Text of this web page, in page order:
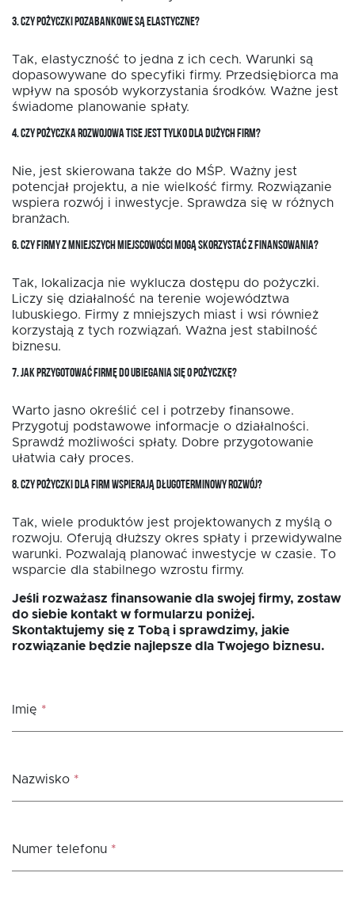
3. CZY POŻYCZKI POZABANKOWE SĄ ELASTYCZNE?
Tak, elastyczność to jedna z ich cech. Warunki są
dopasowywane do specyfiki firmy. Przedsiębiorca ma
wpływ na sposób wykorzystania środków. Ważne jest
świadome planowanie spłaty.
4.CZY POŻYCZKA ROZWOJOWA TISE JEST TYLKO DLA DUŻYCH FIRM?
Nie, jest skierowana także do MŚP. Ważny jest
potencjał projektu, a nie wielkość firmy. Rozwiązanie
wspiera rozwój i inwestycje. Sprawdza się w różnych
branżach.
6. CZY FIRMY Z MNIEJSZYCH MIEJSCOWOŚCI MOGĄ SKORZYSTAĆ Z FINANSOWANIA?
Tak, lokalizacja nie wyklucza dostępu do pożyczki.
Liczy się działalność na terenie województwa
lubuskiego. Firmy z mniejszych miast i wsi również
korzystają z tych rozwiązań. Ważna jest stabilność
biznesu.
7. JAK PRZYGOTOWAĆ FIRMĘ DO UBIEGANIA SIĘ O POŻYCZKĘ?
Warto jasno określić cel i potrzeby finansowe.
Przygotuj podstawowe informacje o działalności.
Sprawdź możliwości spłaty. Dobre przygotowanie
ułatwia cały proces.
8. CZY POŻYCZKI DLA FIRM WSPIERAJĄ DŁUGOTERMINOWY ROZWÓJ?
Tak, wiele produktów jest projektowanych z myślą o
rozwoju. Oferują dłuższy okres spłaty i przewidywalne
warunki. Pozwalają planować inwestycje w czasie. To
wsparcie dla stabilnego wzrostu firmy.
Jeśli rozważasz finansowanie dla swojej firmy, zostaw
do siebie kontakt w formularzu poniżej.
Skontaktujemy się z Tobą i sprawdzimy, jakie
rozwiązanie będzie najlepsze dla Twojego biznesu.
Imię *
Nazwisko *
Numer telefonu *